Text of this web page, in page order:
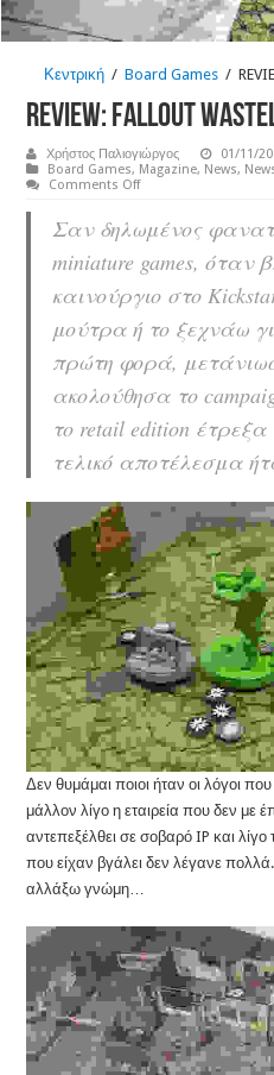
Κεντρική / Board Games /
REVIEW: Fallout
Χρήστος Παλιογιώργος
01/11/
Board Games, Magazine, News,
Comments Offon
Wasteland
Warfare
Σαν δηλωμένος
miniature games, όταν
καινούργιο στο
μούτρα ή το ξεχνάω
πρώτη φορά,
ακολούθησα το
το retail edition
τελικό αποτέλεσμα
Δεν θυμάμαι ποιοι ήταν οι λόγοι
μάλλον λίγο η εταιρεία που δεν με
αντεπεξέλθει σε σοβαρό IP και
που είχαν βγάλει δεν λέγανε
αλλάξω γνώμη…